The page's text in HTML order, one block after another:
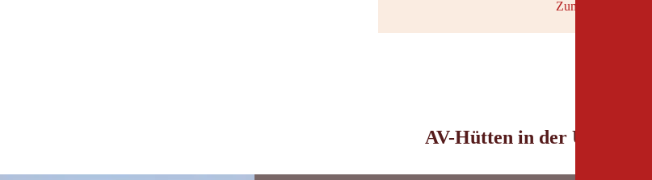
Zum Wetterbericht
AV-Hütten in der Umgebung